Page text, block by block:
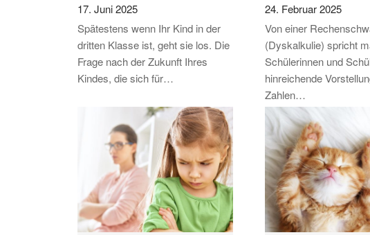
17. Juni 2025
Spätestens wenn Ihr Kind in der
dritten Klasse ist, geht sie los. Die
Frage nach der Zukunft Ihres
Kindes, die sich für…
24. Februar 2025
Von einer
(Dyskalkulie) spricht
Schülerinnen und
hinreichende
Zahlen…